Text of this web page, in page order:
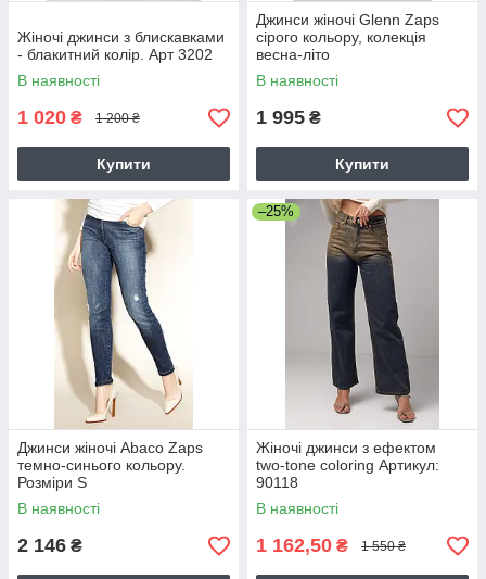
Жіночі джинси з блискавками
- блакитний колір. Арт 3202
В наявності
1 020 ₴ 1 200 ₴
Купити
Джинси жіночі Glenn Zaps
сірого кольору, колекція
весна-літо
В наявності
1 995 ₴
Купити
Джинси жіночі Abaco Zaps
темно-синього кольору.
Розміри S
В наявності
2 146 ₴
–25%
Жіночі джинси з ефектом
two-tone coloring Артикул:
90118
В наявності
1 162,50 ₴ 1 550 ₴